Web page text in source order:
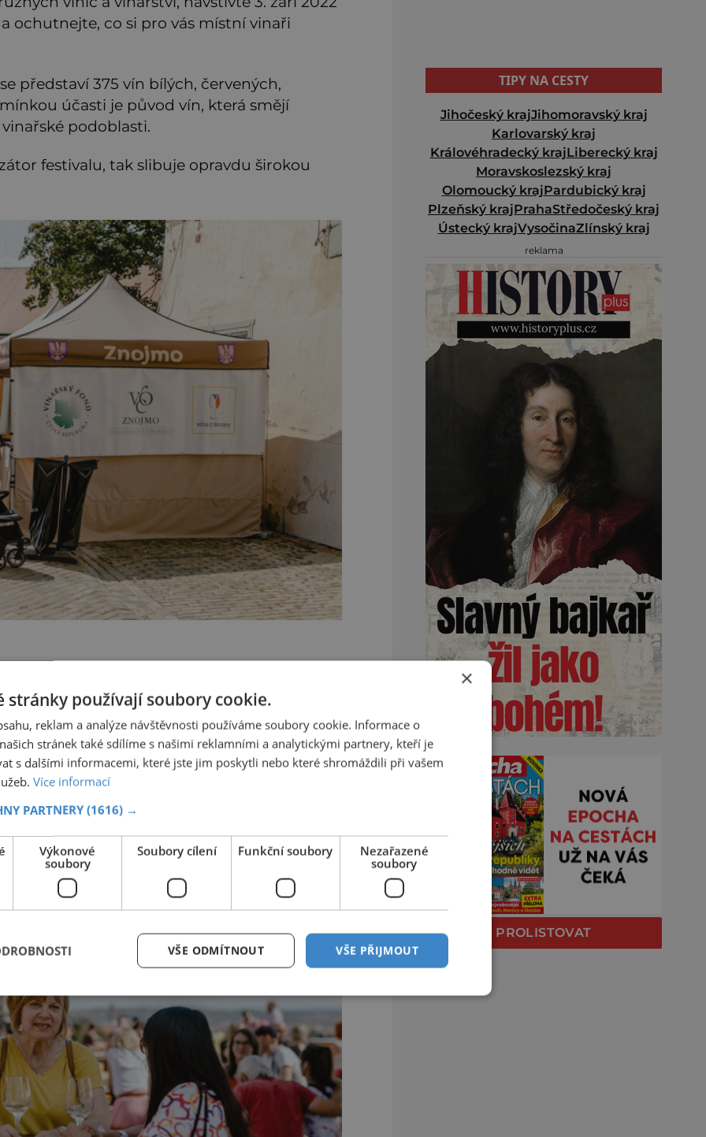
ochutnejte, co si pro vás místní vinaři
představí 375 vín bílých, červených,
účasti je původ vín, která smějí
podoblasti.
festivalu, tak slibuje opravdu širokou
také nositele stříbrných a zlatých
František Koudela, předseda VOC
výstavy vín.
vína postupující do celostátního
utkala o postup do finále a umístnění
stálá degustační expozice nejlepších vín
TIPY NA CESTY
Jihočeský krajJihomoravský kraj
Karlovarský kraj
Královéhradecký krajLiberecký kraj
Moravskoslezský kraj
Olomoucký krajPardubický kraj
Plzeňský krajPrahaStředočeský kraj
Ústecký krajVysočinaZlínský kraj
reklama
PROLISTOVAT
×
stránky používají soubory cookie.
reklam a analýze návštěvnosti používáme soubory cookie. Informace o
stránek také sdílíme s našimi reklamními a analytickými partnery, kteří je
s dalšími informacemi, které jste jim poskytli nebo které shromáždili při vašem
Více informací
PARTNERY (1616) →
Výkonové
soubory
Soubory cílení Funkční soubory
Nezařazené
soubory
VŠE PŘIJMOUT
VŠE ODMÍTNOUT